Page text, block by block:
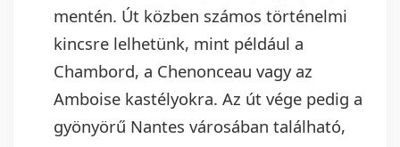
mentén. Út közben számos történelmi
kincsre lelhetünk, mint például a
Chambord, a Chenonceau vagy az
Amboise kastélyokra. Az út vége pedig a
gyönyörű Nantes városában található,